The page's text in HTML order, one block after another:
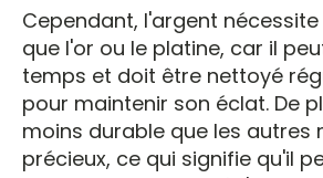
Cependant, l'argent
que l'or ou le platine, car il
temps et doit être nettoyé
pour maintenir son éclat. De
moins durable que les autres
précieux, ce qui signifie qu'il